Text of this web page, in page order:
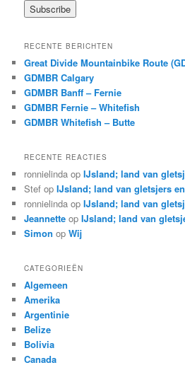
RECENTE BERICHTEN
Great Divide Mountainbike Route
GDMBR Calgary
GDMBR Banff – Fernie
GDMBR Fernie – Whitefish
GDMBR Whitefish – Butte
RECENTE REACTIES
ronnielinda opIJsland; land van
Stef opIJsland; land van gletsjers
ronnielinda opIJsland; land van
Jeannette opIJsland; land van
Simon opWij
CATEGORIEËN
Algemeen
Amerika
Argentinie
Belize
Bolivia
Canada